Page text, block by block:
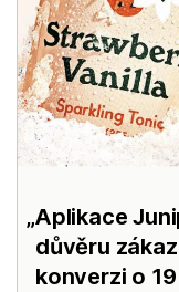
Aplikace
důvěru
konverzi o